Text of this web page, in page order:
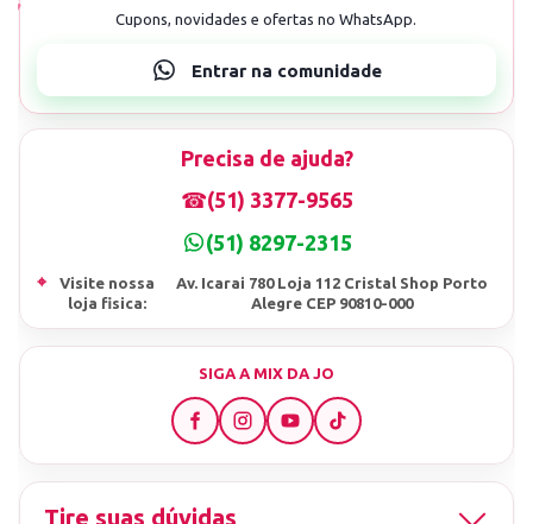
Precisa de ajuda?
☎(51) 3377-9565
(51) 8297-2315
⌖
Visite nossa
loja fisica:
Av. Icarai 780 Loja 112 Cristal Shop Porto
Alegre CEP 90810-000
SIGA A MIX DA JO
Tire suas dúvidas